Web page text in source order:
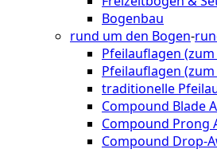
Bogenbau
rund um den Bogen-
Pfeilauflagen
Pfeilauflagen
traditionelle
Compound Blade
Compound Prong
Compound Drop-